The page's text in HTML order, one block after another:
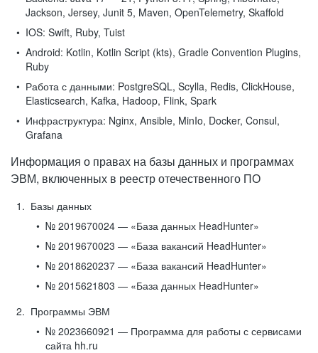
Jackson, Jersey, Junit 5, Maven, OpenTelemetry, Skaffold
IOS: Swift, Ruby, Tuist
Android: Kotlin, Kotlin Script (kts), Gradle Convention Plugins,
Ruby
Работа с данными: PostgreSQL, Scylla, Redis, ClickHouse,
Elasticsearch, Kafka, Hadoop, Flink, Spark
Инфраструктура: Nginx, Ansible, MinIo, Docker, Consul,
Grafana
Информация о правах на базы данных и программах
ЭВМ, включенных в реестр отечественного ПО
Базы данных
№ 2019670024 — «База данных HeadHunter»
№ 2019670023 — «База вакансий HeadHunter»
№ 2018620237 — «База вакансий HeadHunter»
№ 2015621803 — «База данных HeadHunter»
Программы ЭВМ
№ 2023660921 — Программа для работы с сервисами
сайта hh.ru